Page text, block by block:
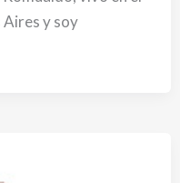
Aires y soy